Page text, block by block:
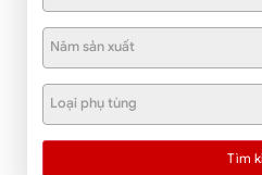
Năm sản xuất
Loại phụ tùng
Tìm